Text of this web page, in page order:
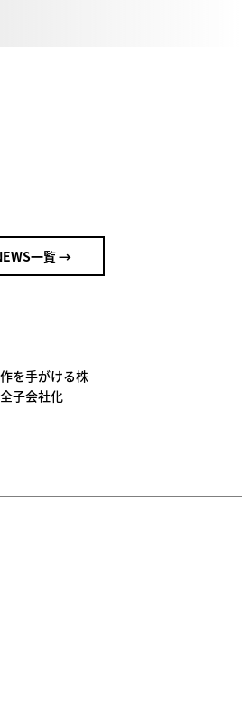
一覧 →
を手がける株
子会社化